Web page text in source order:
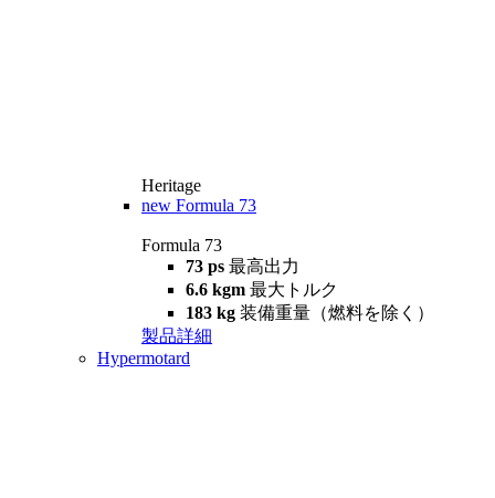
Heritage
new Formula 73
Formula 73
73 ps 最高出力
6.6 kgm 最大トルク
183 kg 装備重量（燃料を除く）
製品詳細
Hypermotard